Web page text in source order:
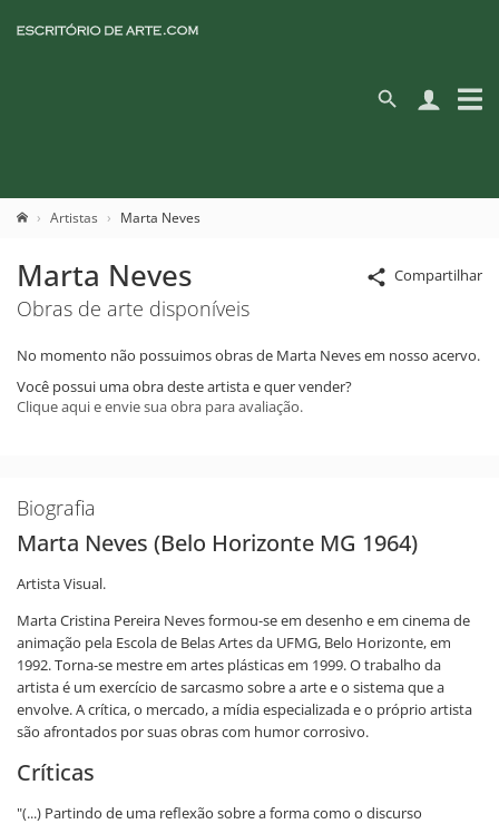
Artistas Marta Neves
Compartilhar
Marta Neves
Obras de arte disponíveis
No momento não possuimos obras de Marta Neves em nosso acervo.
Você possui uma obra deste artista e quer vender?
Clique aqui e envie sua obra para avaliação.
Biografia
Marta Neves (Belo Horizonte MG 1964)
Artista Visual.
Marta Cristina Pereira Neves formou-se em desenho e em cinema de
animação pela Escola de Belas Artes da UFMG, Belo Horizonte, em
1992. Torna-se mestre em artes plásticas em 1999. O trabalho da
artista é um exercício de sarcasmo sobre a arte e o sistema que a
envolve. A crítica, o mercado, a mídia especializada e o próprio artista
são afrontados por suas obras com humor corrosivo.
Críticas
"(...) Partindo de uma reflexão sobre a forma como o discurso